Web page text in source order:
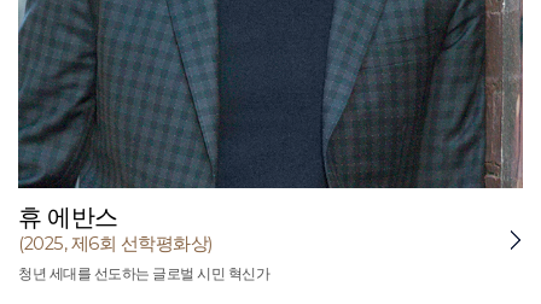
휴 에반스
(2025, 제6회 선학평화상)
청년 세대를 선도하는 글로벌 시민 혁신가